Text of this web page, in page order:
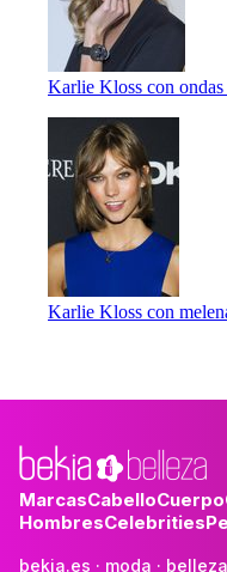
Karlie Kloss con ondas
Karlie Kloss con
MarcasCabelloCuerpo
HombresCelebrities
bekia.es · moda · belleza